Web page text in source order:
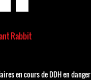
Rabbit
en cours de DDH en danger